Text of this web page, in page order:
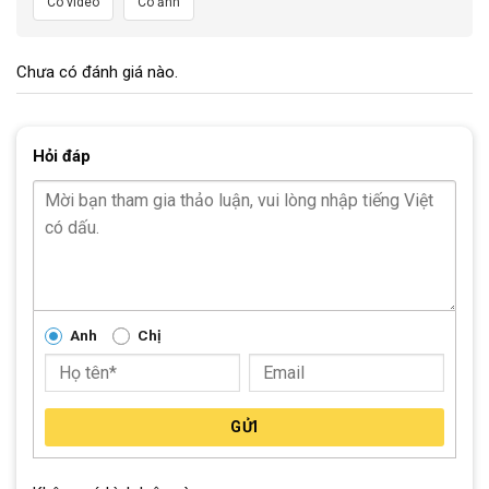
tại Xe Đạp Giá Kho.
Cronus Khung Nhôm
Cùi đề
Chưa có đánh giá nào.
Hỏi đáp
Anh Chị
GỬI